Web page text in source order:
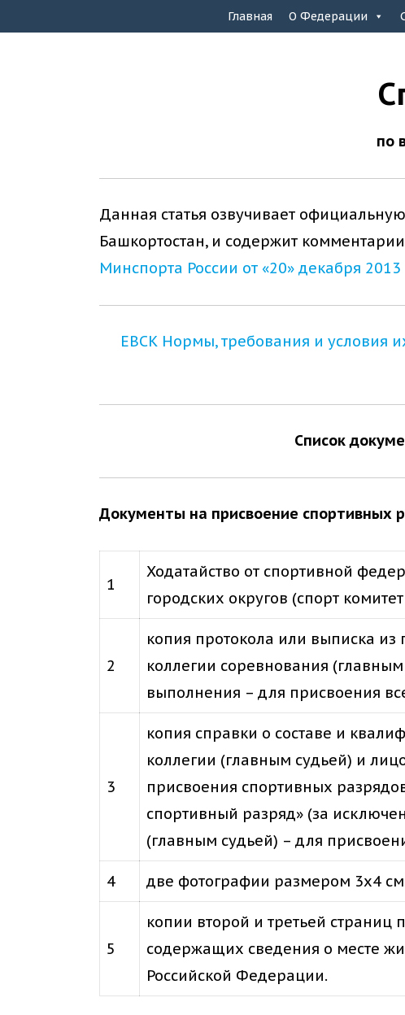
Главная О Федерации
по
Данная статья озвучивает
Башкортостан, и содержит
Минспорта России от «20» декабря
ЕВСК Нормы, требования и условия
Список
Документы на присвоение спортивных
1
Ходатайство от спортивной
городских округов (спорт
2
копия протокола или выписка из
коллегии соревнования
выполнения – для присвоения
3
копия справки о составе и
коллегии (главным судьей) и
присвоения спортивных
спортивный разряд» (за
(главным судьей) – для
4 две фотографии размером 3х4
5
копии второй и третьей
содержащих сведения о месте
Российской Федерации.